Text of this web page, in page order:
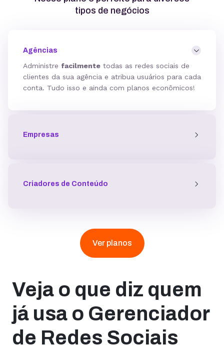
tipos de negócios
Agências
Administre facilmente todas as redes sociais de
clientes da sua agência e atribua usuários para cada
conta. Tudo isso e ainda com planos econômicos!
Empresas
Criadores de Conteúdo
Ver planos
Veja o que diz quem
já usa o Gerenciador
de Redes Sociais